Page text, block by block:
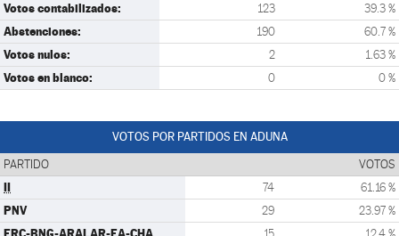
Votos contabilizados: 123 39.3 %
Abstenciones: 190 60.7 %
Votos nulos: 2 1.63 %
Votos en blanco: 0 0 %
VOTOS POR PARTIDOS EN ADUNA
PARTIDO VOTOS
II 74 61.16 %
PNV 29 23.97 %